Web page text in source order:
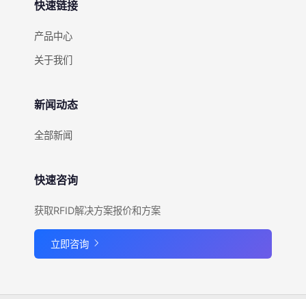
快速链接
产品中心
关于我们
新闻动态
全部新闻
快速咨询
获取RFID解决方案报价和方案
立即咨询